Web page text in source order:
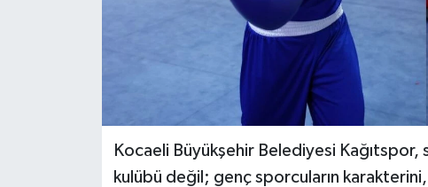
Kocaeli Büyükşehir Belediyesi
kulübü değil; genç sporcuların karakterini,